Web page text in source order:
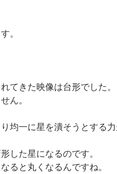
。
てきた映像は台形でした。
ん。
均一に星を潰そうとする
した星になるのです。
ると丸くなるんですね。